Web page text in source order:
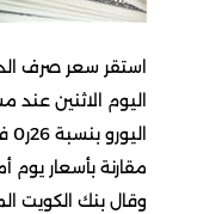
استقر سعر صرف
مقارنة بأسعار يوم
وقال بنك الكويت